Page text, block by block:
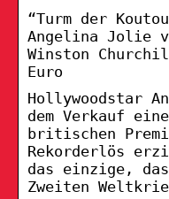
“Turm der
Angelina Jolie
Winston
Euro
Hollywoodstar
dem Verkauf
britischen
Rekorderlös
das einzige,
Zweiten